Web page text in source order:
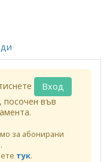
Вход
посочен във
за абонирани
тук.